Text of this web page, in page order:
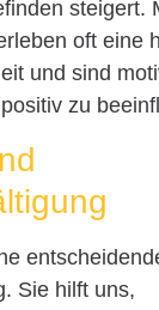
steigert.
oft eine
und sind
zu
Sie hilft uns,